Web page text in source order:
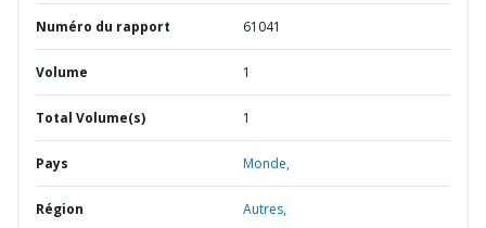
Numéro du rapport 61041
Volume 1
Total Volume(s) 1
Pays Monde,
Région Autres,